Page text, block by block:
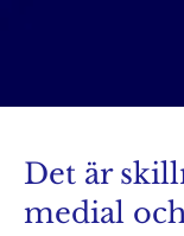
Det är
medial